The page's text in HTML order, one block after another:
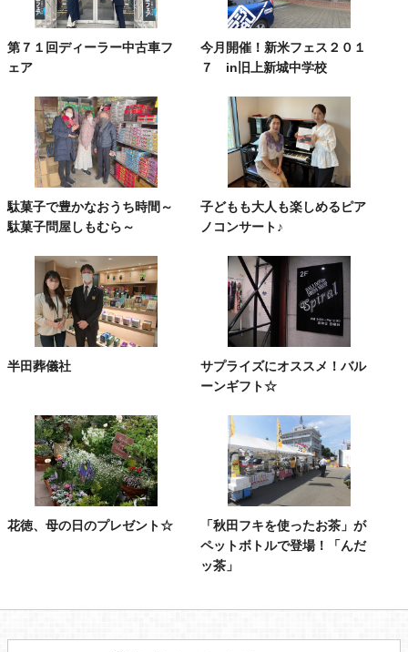
第７１回ディーラー中古車フ
ェア
今月開催！新米フェス２０１
７ in旧上新城中学校
駄菓子で豊かなおうち時間～
駄菓子問屋しもむら～
子どもも大人も楽しめるピア
ノコンサート♪
半田葬儀社
サプライズにオススメ！バル
ーンギフト☆
花徳、母の日のプレゼント☆
「秋田フキを使ったお茶」が
ペットボトルで登場！「んだ
ッ茶」